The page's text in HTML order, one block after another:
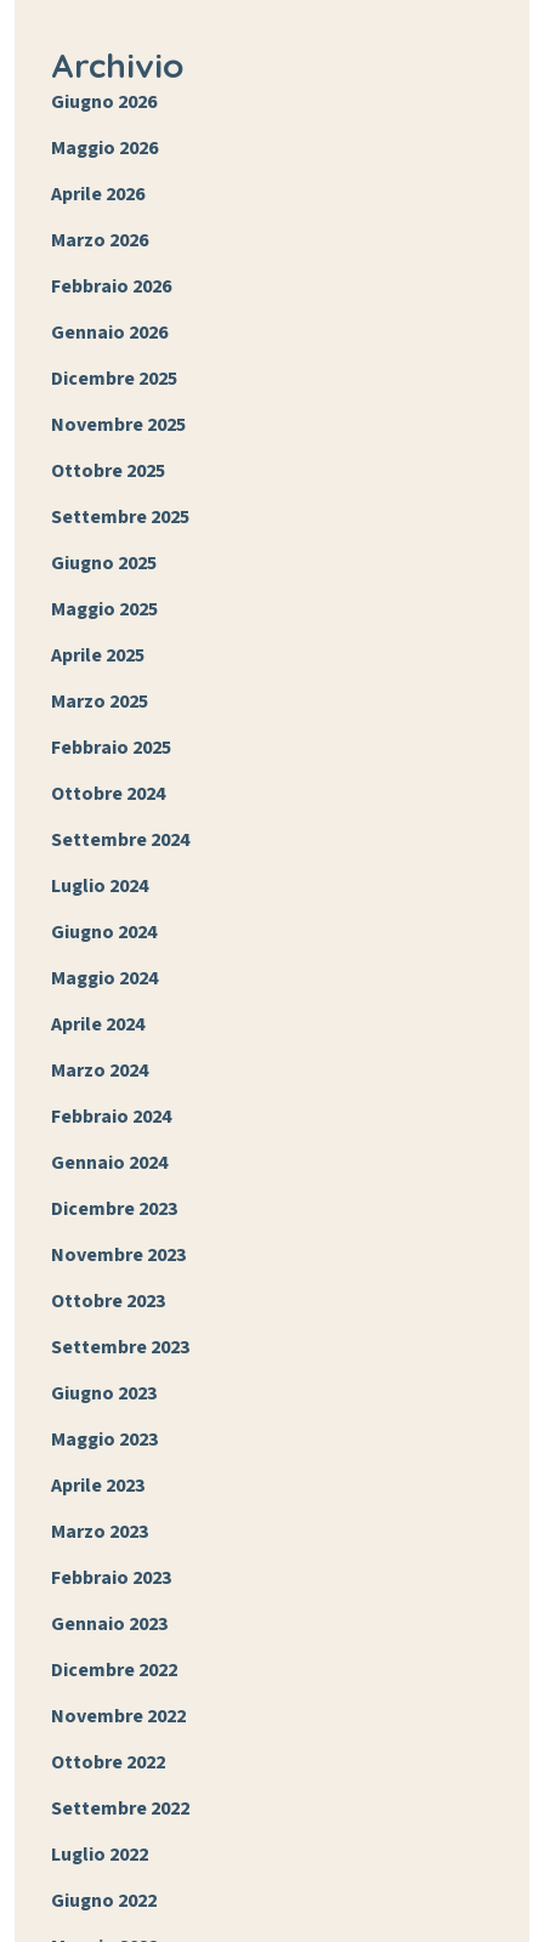
Archivio
Giugno 2026
Maggio 2026
Aprile 2026
Marzo 2026
Febbraio 2026
Gennaio 2026
Dicembre 2025
Novembre 2025
Ottobre 2025
Settembre 2025
Giugno 2025
Maggio 2025
Aprile 2025
Marzo 2025
Febbraio 2025
Ottobre 2024
Settembre 2024
Luglio 2024
Giugno 2024
Maggio 2024
Aprile 2024
Marzo 2024
Febbraio 2024
Gennaio 2024
Dicembre 2023
Novembre 2023
Ottobre 2023
Settembre 2023
Giugno 2023
Maggio 2023
Aprile 2023
Marzo 2023
Febbraio 2023
Gennaio 2023
Dicembre 2022
Novembre 2022
Ottobre 2022
Settembre 2022
Luglio 2022
Giugno 2022